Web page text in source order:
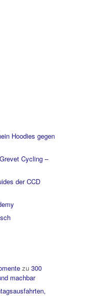
Hoodies gegen
Cycling –
der CCD
zu 300
machbar